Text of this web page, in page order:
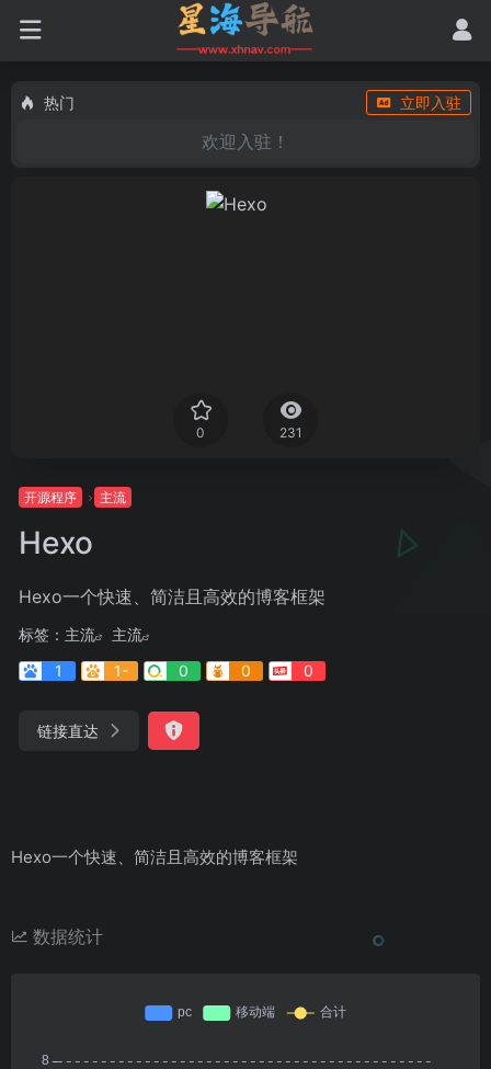
热门 立即入驻
欢迎入驻！
0 231
开源程序 主流
Hexo
Hexo一个快速、简洁且高效的博客框架
标签： 主流
主流
1
1- 0 0 0
链接直达
Hexo一个快速、简洁且高效的博客框架
数据统计